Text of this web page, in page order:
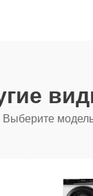
Выберите